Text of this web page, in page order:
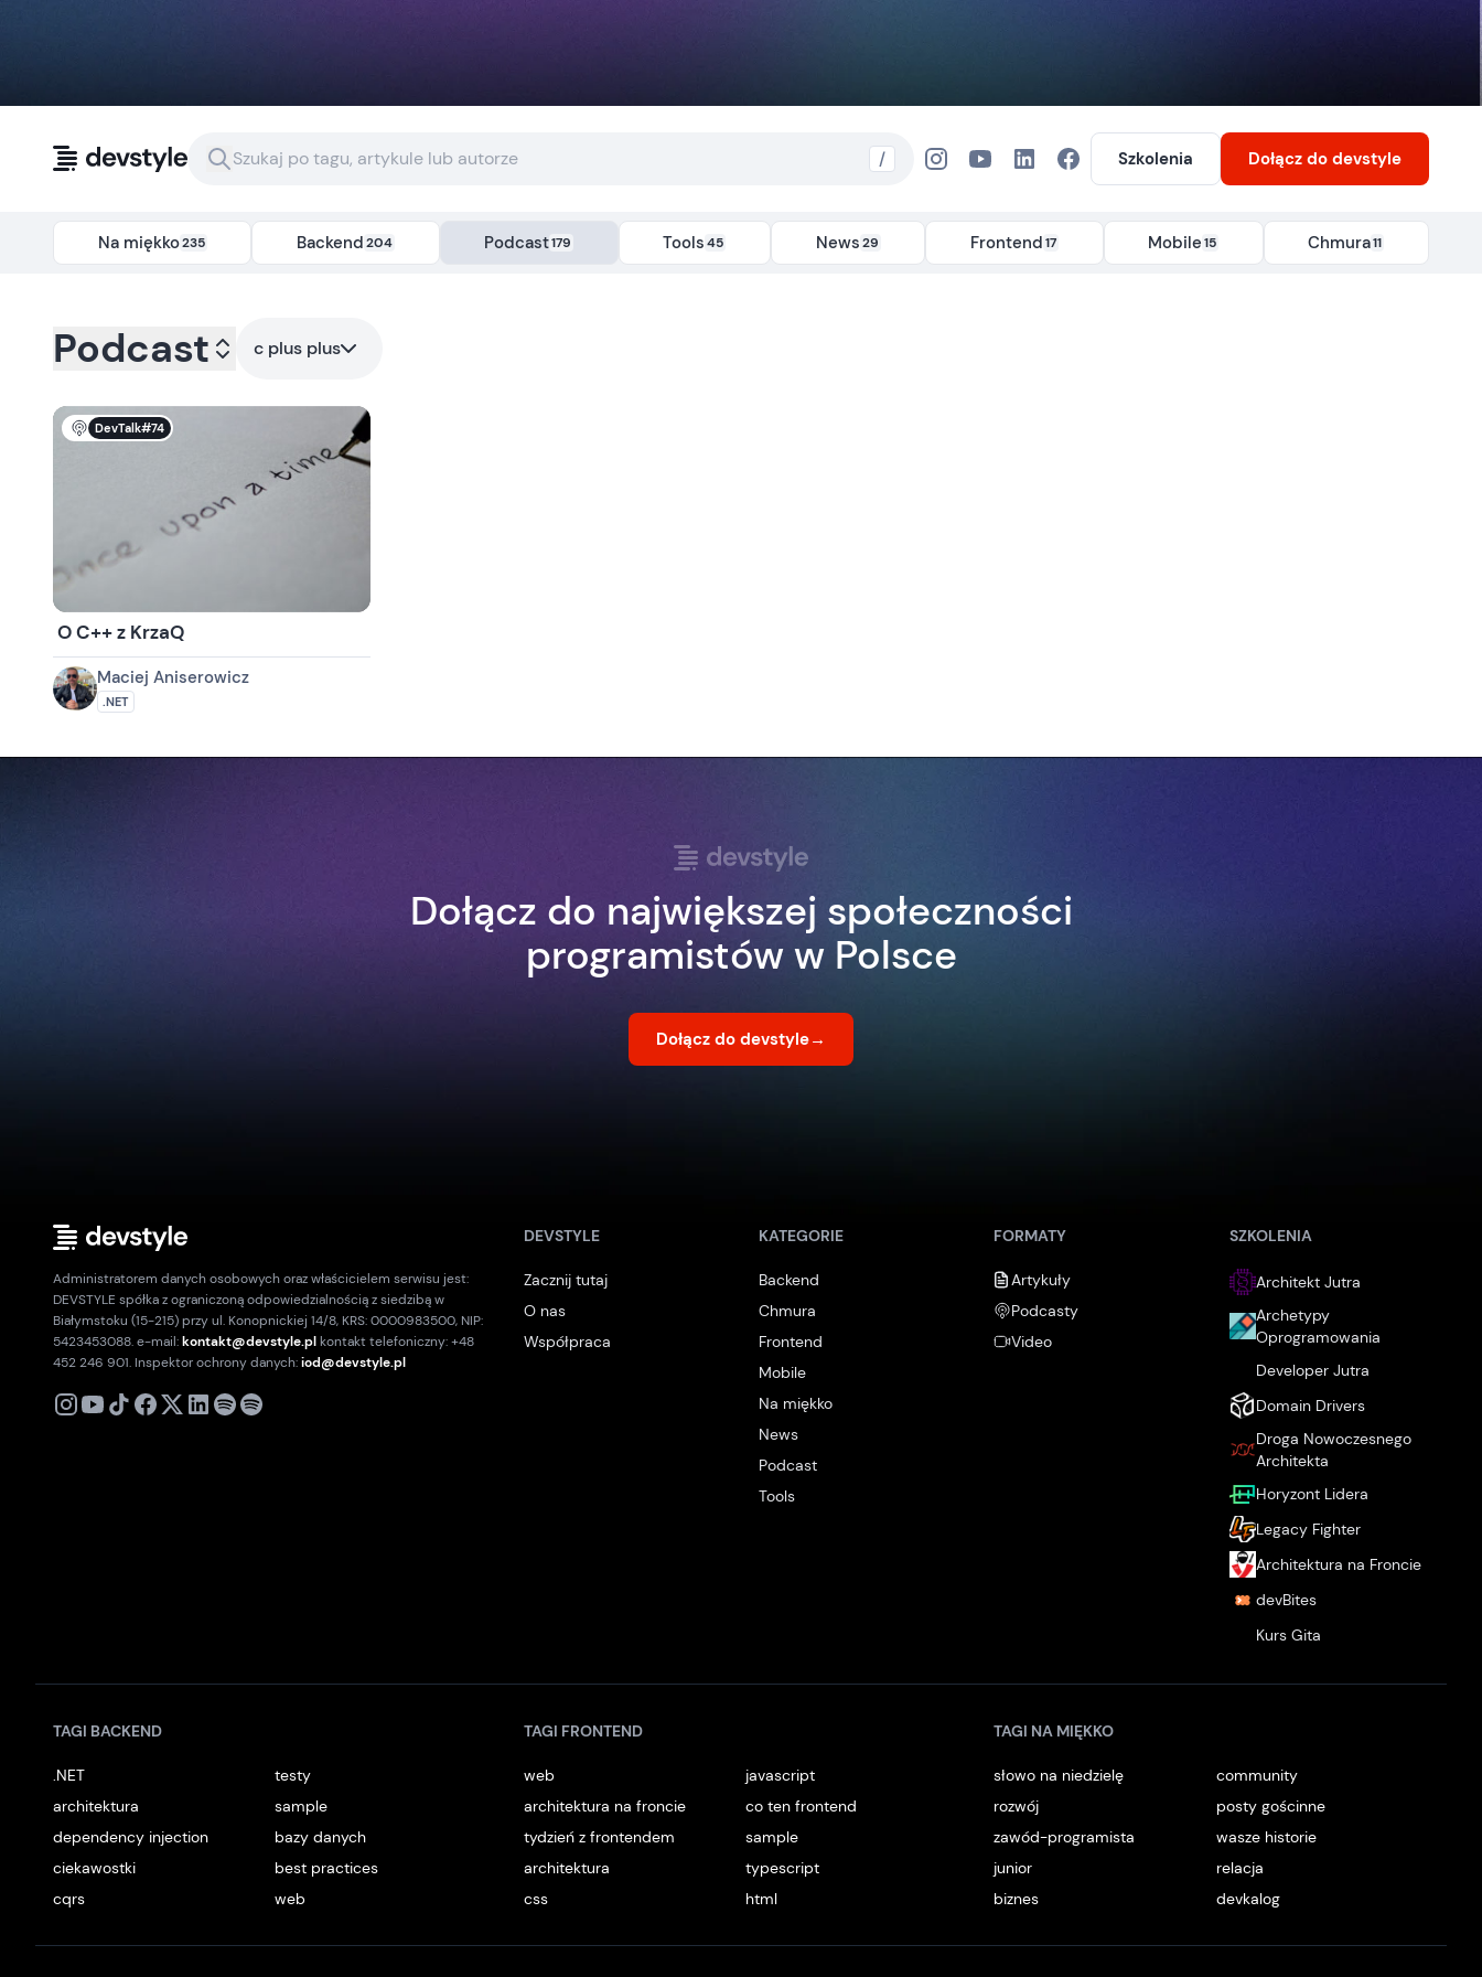
/ Szkolenia Dołącz do devstyle
Na miękko235 Backend204 Podcast179 Tools 45 News29 Frontend17 Mobile15 Chmura11
Kategoria:
Podcast c plus plus
DevTalk#74
O C++ z KrzaQ
Maciej Aniserowicz
.NET
Dołącz do największej społeczności
programistów w Polsce
Dołącz do devstyle→
Administratorem danych osobowych oraz właścicielem serwisu jest:
DEVSTYLE spółka z ograniczoną odpowiedzialnością z siedzibą w
Białymstoku (15-215) przy ul. Konopnickiej 14/8, KRS: 0000983500, NIP:
5423453088. e-mail:kontakt@devstyle.plkontakt telefoniczny: +48
452 246 901. Inspektor ochrony danych:iod@devstyle.pl
X
DEVSTYLE
Zacznij tutaj
O nas
Współpraca
KATEGORIE
Backend
Chmura
Frontend
Mobile
Na miękko
News
Podcast
Tools
FORMATY
Artykuły
Podcasty
Video
SZKOLENIA
Architekt Jutra
Archetypy
Oprogramowania
Developer Jutra
Domain Drivers
Droga Nowoczesnego
Architekta
Horyzont Lidera
Legacy Fighter
Architektura na Froncie
devBites
Kurs Gita
TAGI BACKEND
.NET
testy
architektura
sample
dependency injection
bazy danych
ciekawostki
best practices
cqrs
web
TAGI FRONTEND
web
javascript
architektura na froncie
co ten frontend
tydzień z frontendem
sample
architektura
typescript
css
html
TAGI NA MIĘKKO
słowo na niedzielę
community
rozwój
posty gościnne
zawód-programista
wasze historie
junior
relacja
biznes
devkalog